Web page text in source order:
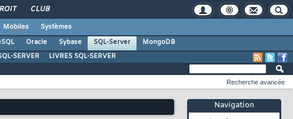
CLUB
Mobiles
Systèmes
Oracle Sybase SQL-Server
MongoDB
SERVER LIVRES SQL-SERVER
Navigation
Recherche avancée